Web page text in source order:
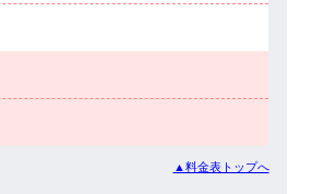
▲料金表トップへ